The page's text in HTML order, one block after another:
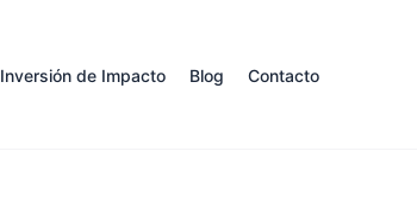
Inversión de Impacto Blog Contacto